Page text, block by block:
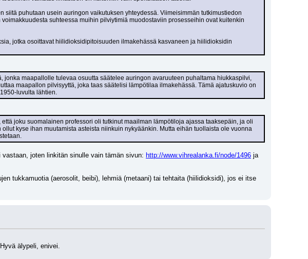
puhutaan usein auringon vaikutuksen yhteydessä. Viimeisimmän tutkimustiedon
suhteessa muihin pilviytimiä muodostaviin prosesseihin ovat kuitenkin
jotka osoittavat hiilidioksidipitoisuuden ilmakehässä kasvaneen ja hiilidioksidin
maapallolle tulevaa osuutta säätelee auringon avaruuteen puhaltama hiukkaspilvi,
maapallon pilvisyyttä, joka taas säätelisi lämpötilaa ilmakehässä. Tämä ajatuskuvio on
luvulta lähtien.
joku suomalainen professori oli tutkinut maailman lämpötiloja ajassa taaksepäin, ja oli
kyse ihan muutamista asteista niinkuin nykyäänkin. Mutta eihän tuollaista ole vuonna
joten linkitän sinulle vain tämän sivun: http://www.vihrealanka.fi/node/1496 ja
tukkamuotia (aerosolit, beibi), lehmiä (metaani) tai tehtaita (hiilidioksidi), jos ei itse
älypeli, enivei.